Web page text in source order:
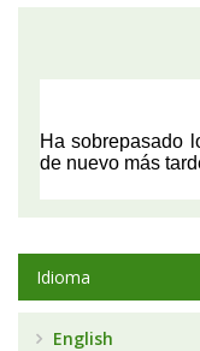
Idioma
English